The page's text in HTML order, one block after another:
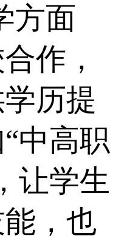
面
作，
历提
中高职
让学生
，也